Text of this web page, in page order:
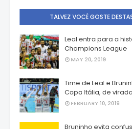
TALVEZ VOCÊ GOSTE
Leal entra para a
Champions League
MAY 20, 2019
Time de Leal e
Copa Itália, de virada
FEBRUARY 10, 2019
Bruninho evita